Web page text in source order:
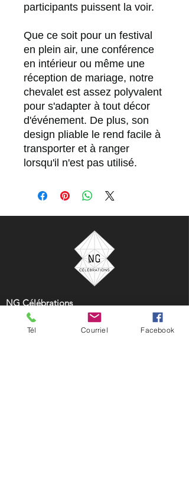
participants puissent la voir.
Que ce soit pour un festival
en plein air, une conférence
en intérieur ou même une
réception de mariage, notre
chevalet est assez polyvalent
pour s'adapter à tout décor
d'événement. De plus, son
design pliable le rend facile à
transporter et à ranger
lorsqu'il n'est pas utilisé.
NG Célébrations
33 rue Saint-Charles Borromée Nord
Joliette, Québec, Canada
Tél Courriel Facebook